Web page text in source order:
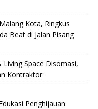
Kota, Ringkus
Beat di Jalan Pisang
Space Disomasi,
Kontraktor
Penghijauan